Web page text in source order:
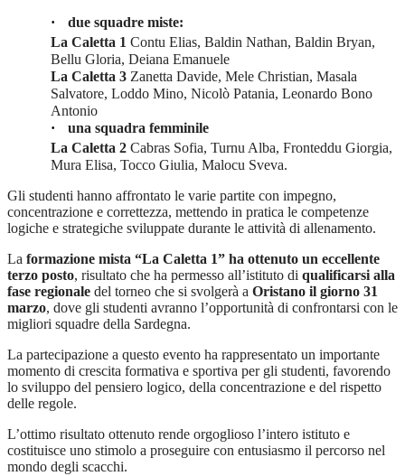
·
due squadre miste:
La Caletta 1 Contu Elias, Baldin Nathan, Baldin Bryan,
Bellu Gloria, Deiana Emanuele
La Caletta 3 Zanetta Davide, Mele Christian, Masala
Salvatore, Loddo Mino, Nicolò Patania, Leonardo Bono
Antonio
·
una squadra femminile
La Caletta 2 Cabras Sofia, Turnu Alba, Fronteddu Giorgia,
Mura Elisa, Tocco Giulia, Malocu Sveva.
Gli studenti hanno affrontato le varie partite con impegno,
concentrazione e correttezza, mettendo in pratica le competenze
logiche e strategiche sviluppate durante le attività di allenamento.
La formazione mista “La Caletta 1” ha ottenuto un eccellente
terzo posto, risultato che ha permesso all’istituto di qualificarsi alla
fase regionale del torneo che si svolgerà a Oristano il giorno 31
marzo, dove gli studenti avranno l’opportunità di confrontarsi con le
migliori squadre della Sardegna.
La partecipazione a questo evento ha rappresentato un importante
momento di crescita formativa e sportiva per gli studenti, favorendo
lo sviluppo del pensiero logico, della concentrazione e del rispetto
delle regole.
L’ottimo risultato ottenuto rende orgoglioso l’intero istituto e
costituisce uno stimolo a proseguire con entusiasmo il percorso nel
mondo degli scacchi.